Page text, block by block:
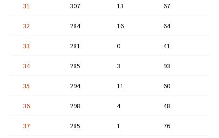
31 307 13 67
32 284 16 64
33 281 0 41
34 285 3 93
35 294 11 60
36 298 4 48
37 285 1 76